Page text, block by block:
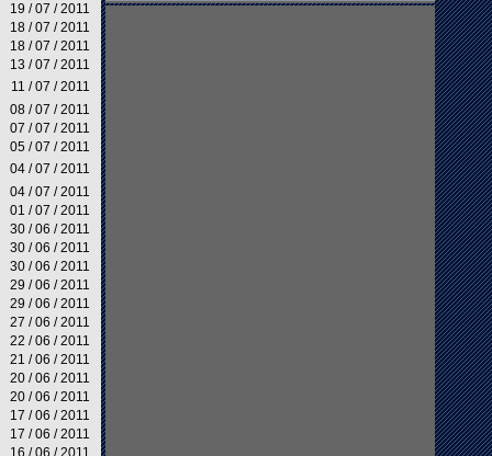
19 / 07 / 2011
18 / 07 / 2011
18 / 07 / 2011
13 / 07 / 2011
11 / 07 / 2011
08 / 07 / 2011
07 / 07 / 2011
05 / 07 / 2011
04 / 07 / 2011
04 / 07 / 2011
01 / 07 / 2011
30 / 06 / 2011
30 / 06 / 2011
30 / 06 / 2011
29 / 06 / 2011
29 / 06 / 2011
27 / 06 / 2011
22 / 06 / 2011
21 / 06 / 2011
20 / 06 / 2011
20 / 06 / 2011
17 / 06 / 2011
17 / 06 / 2011
16 / 06 / 2011